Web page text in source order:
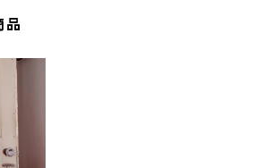
品